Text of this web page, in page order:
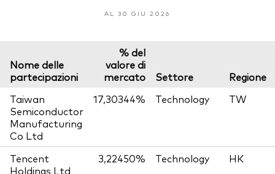
AL 30 GIU 2026
Nome delle
partecipazioni
% del
valore di
mercato
Settore
Regione
Taiwan
Semiconductor
Manufacturing
Co Ltd
17,30344% Technology TW
Tencent
Holdings Ltd
3,22450% Technology HK